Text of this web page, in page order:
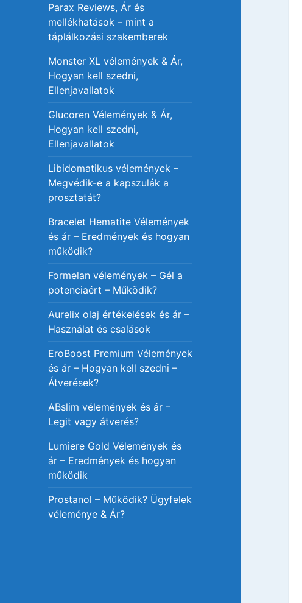
Parax Reviews, Ár és
mellékhatások – mint a
táplálkozási szakemberek
Monster XL vélemények & Ár,
Hogyan kell szedni,
Ellenjavallatok
Glucoren Vélemények & Ár,
Hogyan kell szedni,
Ellenjavallatok
Libidomatikus vélemények –
Megvédik-e a kapszulák a
prosztatát?
Bracelet Hematite Vélemények
és ár – Eredmények és hogyan
működik?
Formelan vélemények – Gél a
potenciaért – Működik?
Aurelix olaj értékelések és ár –
Használat és csalások
EroBoost Premium Vélemények
és ár – Hogyan kell szedni –
Átverések?
ABslim vélemények és ár –
Legit vagy átverés?
Lumiere Gold Vélemények és
ár – Eredmények és hogyan
működik
Prostanol – Működik? Ügyfelek
véleménye & Ár?